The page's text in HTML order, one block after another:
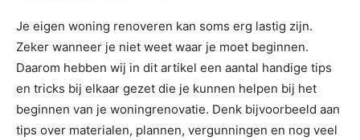
Je eigen woning renoveren kan soms erg lastig zijn.
Zeker wanneer je niet weet waar je moet beginnen.
Daarom hebben wij in dit artikel een aantal handige tips
en tricks bij elkaar gezet die je kunnen helpen bij het
beginnen van je woningrenovatie. Denk bijvoorbeeld aan
tips over materialen, plannen, vergunningen en nog veel